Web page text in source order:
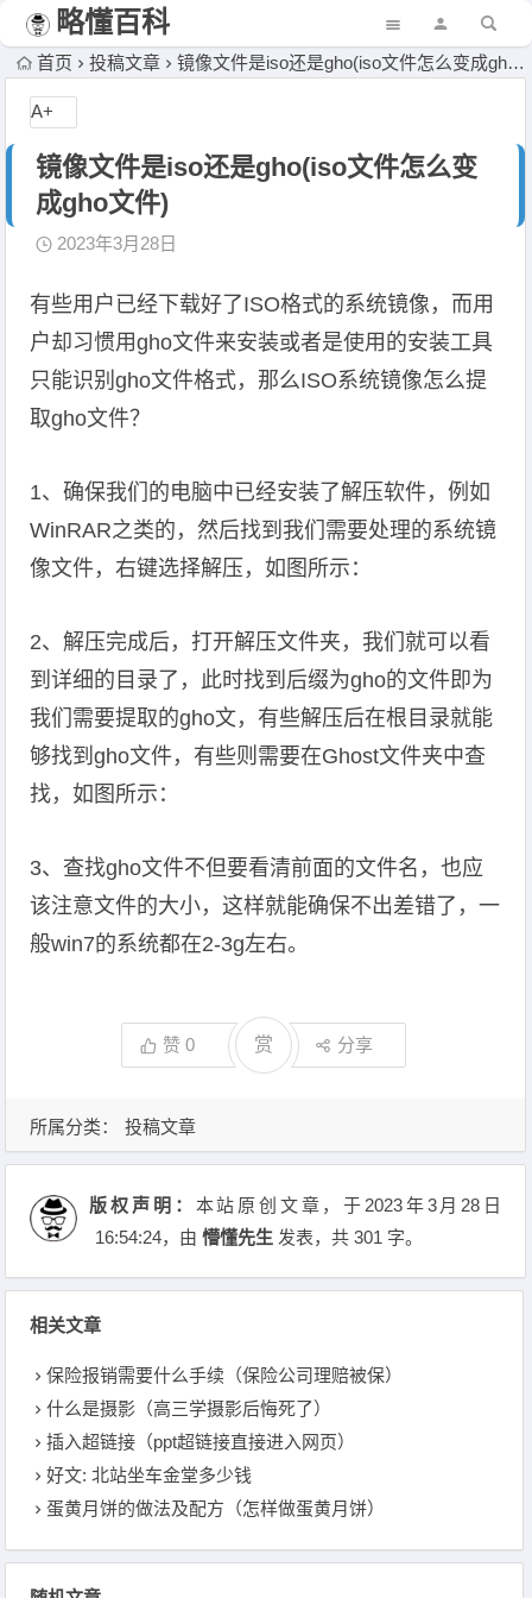
略懂百科
首页 投稿文章 镜像文件是iso还是gho(iso文件怎么变成gho文件)
镜像文件是iso还是gho(iso文件怎么变
成gho文件)
2023年3月28日
有些用户已经下载好了ISO格式的系统镜像，而用
户却习惯用gho文件来安装或者是使用的安装工具
只能识别gho文件格式，那么ISO系统镜像怎么提
取gho文件？
1、确保我们的电脑中已经安装了解压软件，例如
WinRAR之类的，然后找到我们需要处理的系统镜
像文件，右键选择解压，如图所示：
2、解压完成后，打开解压文件夹，我们就可以看
到详细的目录了，此时找到后缀为gho的文件即为
我们需要提取的gho文，有些解压后在根目录就能
够找到gho文件，有些则需要在Ghost文件夹中查
找，如图所示：
3、查找gho文件不但要看清前面的文件名，也应
该注意文件的大小，这样就能确保不出差错了，一
般win7的系统都在2-3g左右。
赞0 赏 分享
A+
所属分类： 投稿文章
版权声明： 本站原创文章，于2023年3月28日
16:54:24，由懵懂先生 发表，共 301 字。
相关文章
保险报销需要什么手续（保险公司理赔被保）
什么是摄影（高三学摄影后悔死了）
插入超链接（ppt超链接直接进入网页）
好文: 北站坐车金堂多少钱
蛋黄月饼的做法及配方（怎样做蛋黄月饼）